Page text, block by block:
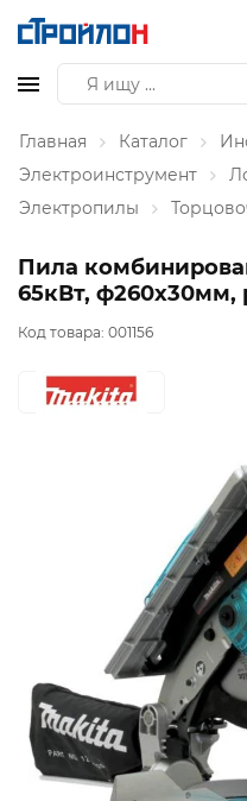
Главная Каталог
Электроинструмент
Электропилы
Пила
65кВт, ф260х30мм,
Код товара: 001156